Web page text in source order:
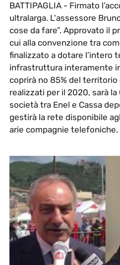
BATTIPAGLIA - Firmato
ultralarga. L'assessore
cose da fare”. Approvato il
cui alla convenzione tra
finalizzato a dotare l’intero
infrastruttura interamente
coprirà no 85% del
realizzati per il 2020, sarà la
società tra Enel e Cassa
gestirà la rete disponibile
arie compagnie telefoniche.